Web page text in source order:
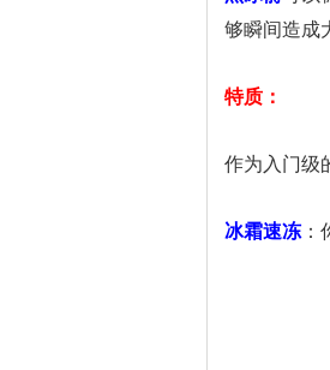
够瞬间造成
特质：
作为入门级
冰霜速冻：